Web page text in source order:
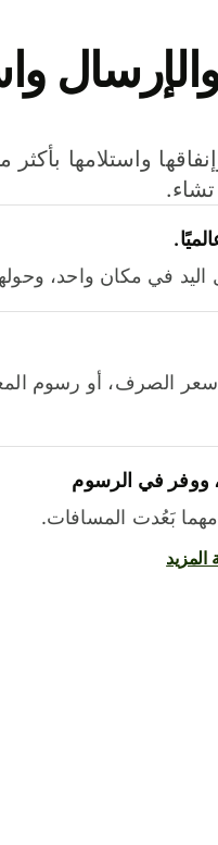
اليد في مكان واحد،
سعر الصرف، أو رسوم
ووفر في الرسوم
مهما بَعُدت المسافات.
المزيد